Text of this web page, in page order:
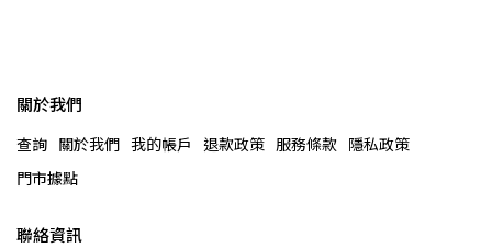
關於我們
查詢 關於我們 我的帳戶 退款政策 服務條款 隱私政策
門市據點
聯絡資訊